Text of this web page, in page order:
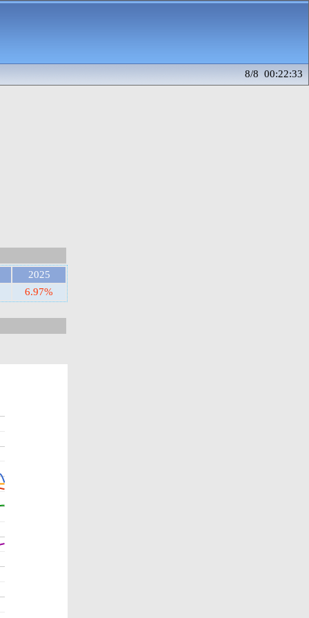
8/8 00:22:33
2025
6.97%